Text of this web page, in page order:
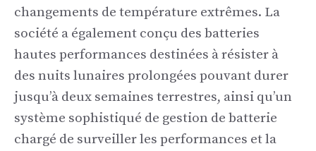
changements de température extrêmes. La
société a également conçu des batteries
hautes performances destinées à résister à
des nuits lunaires prolongées pouvant durer
jusqu’à deux semaines terrestres, ainsi qu’un
système sophistiqué de gestion de batterie
chargé de surveiller les performances et la